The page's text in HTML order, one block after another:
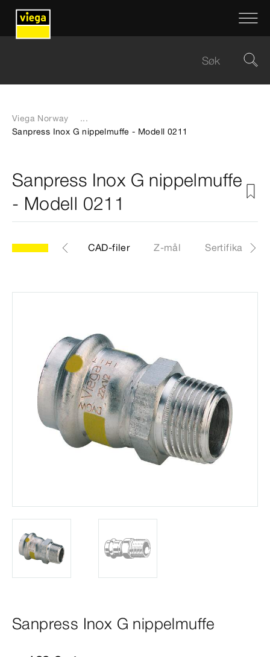
Viega Norway
...
Sanpress Inox G nippelmuffe - Modell 0211
Sanpress Inox G nippelmuffe
- Modell 0211
Artikkel CAD-filer Z-mål Sertifikater
Sanpress Inox G nippelmuffe